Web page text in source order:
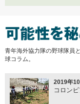
ネパー
青年海外協力隊の野球隊員
球コラム。
2019年
コロン